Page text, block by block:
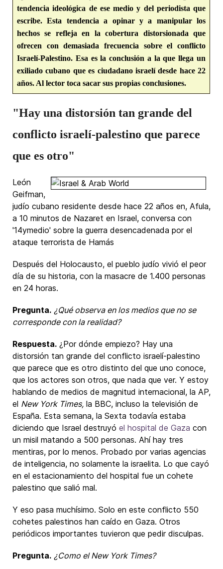
tendencia ideológica de ese medio y del periodista que
escribe. Esta tendencia a opinar y a manipular los
hechos se refleja en la cobertura distorsionada que
ofrecen con demasiada frecuencia sobre el conflicto
Israelí-Palestino. Esa es la conclusión a la que llega un
exiliado cubano que es ciudadano israelí desde hace 22
años. Al lector toca sacar sus propias conclusiones.
"Hay una distorsión tan grande del
conflicto israelí-palestino que parece
que es otro"
León
Geifman,
judío cubano residente desde hace 22 años en, Afula,
a 10 minutos de Nazaret en Israel, conversa con
'14ymedio' sobre la guerra desencadenada por el
ataque terrorista de Hamás
Después del Holocausto, el pueblo judío vivió el peor
día de su historia, con la masacre de 1.400 personas
en 24 horas.
Pregunta. ¿Qué observa en los medios que no se
corresponde con la realidad?
Respuesta. ¿Por dónde empiezo? Hay una
distorsión tan grande del conflicto israelí-palestino
que parece que es otro distinto del que uno conoce,
que los actores son otros, que nada que ver. Y estoy
hablando de medios de magnitud internacional, la AP,
el New York Times, la BBC, incluso la televisión de
España. Esta semana, la Sexta todavía estaba
diciendo que Israel destruyó el hospital de Gaza con
un misil matando a 500 personas. Ahí hay tres
mentiras, por lo menos. Probado por varias agencias
de inteligencia, no solamente la israelita. Lo que cayó
en el estacionamiento del hospital fue un cohete
palestino que salió mal.
Y eso pasa muchísimo. Solo en este conflicto 550
cohetes palestinos han caído en Gaza. Otros
periódicos importantes tuvieron que pedir disculpas.
Pregunta. ¿Como el New York Times?